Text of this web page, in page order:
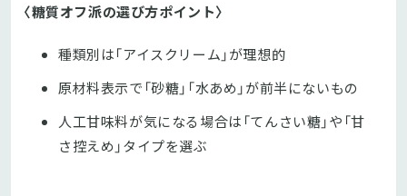
〈糖質オフ派の選び方ポイント〉
種類別は「アイスクリーム」が理想的
原材料表示で「砂糖」「水あめ」が前半にないもの
人工甘味料が気になる場合は「てんさい糖」や「甘
さ控えめ」タイプを選ぶ